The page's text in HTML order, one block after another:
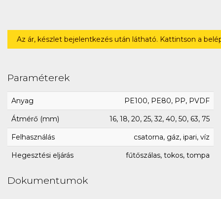
Az ár, készlet bejelentkezés után látható. Kattintson a
Paraméterek
Anyag PE100, PE80, PP, PVDF
Átmérő (mm) 16, 18, 20, 25, 32, 40, 50, 63, 75
Felhasználás csatorna, gáz, ipari, víz
Hegesztési eljárás fűtőszálas, tokos, tompa
Dokumentumok